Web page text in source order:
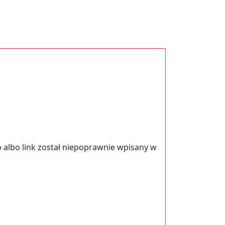
link został niepoprawnie wpisany w